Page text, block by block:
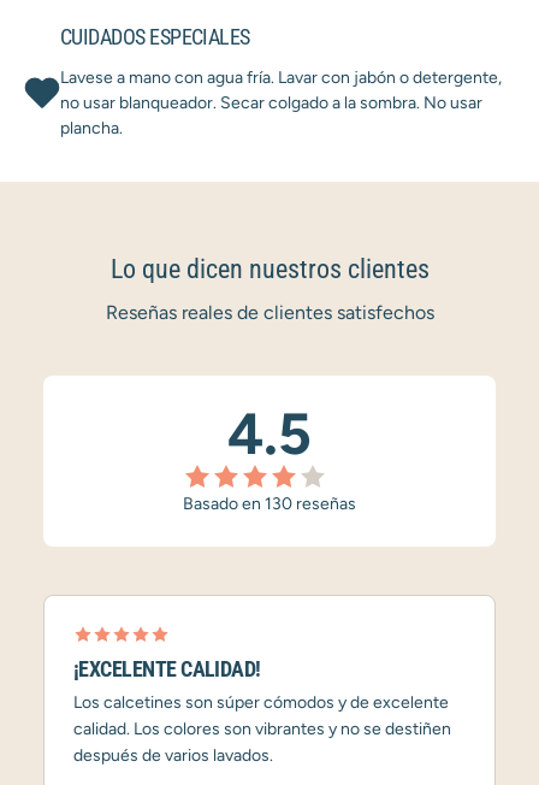
CUIDADOS ESPECIALES
Lavese a mano con agua fría. Lavar con jabón o detergente,
no usar blanqueador. Secar colgado a la sombra. No usar
plancha.
Lo que dicen nuestros clientes
Reseñas reales de clientes satisfechos
4.5
Basado en 130 reseñas
¡EXCELENTE CALIDAD!
Los calcetines son súper cómodos y de excelente
calidad. Los colores son vibrantes y no se destiñen
después de varios lavados.